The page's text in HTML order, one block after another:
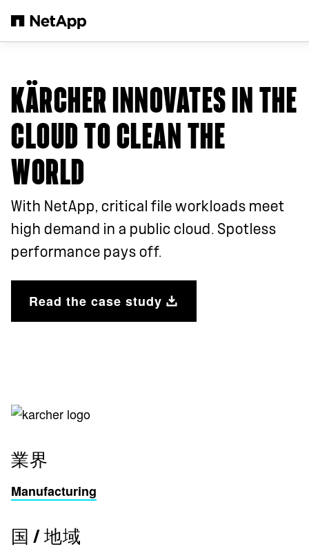
KÄRCHER INNOVATES IN THE
CLOUD TO CLEAN THE
WORLD
With NetApp, critical file workloads meet
high demand in a public cloud. Spotless
performance pays off.
Read the case study
業界
Manufacturing
国 / 地域